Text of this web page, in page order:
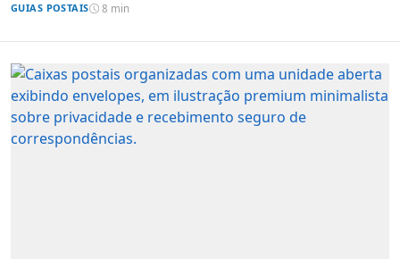
GUIAS POSTAIS 8 min